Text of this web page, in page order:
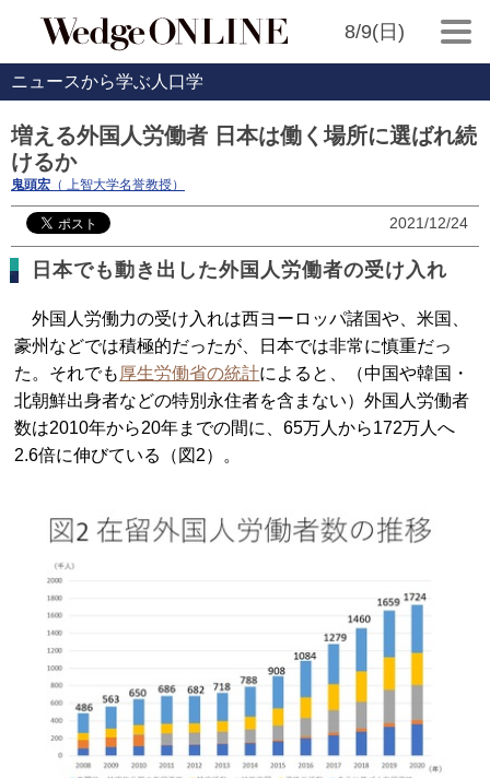
8/9(日)
ニュースから学ぶ人口学
増える外国人労働者 日本は働く場所に選ばれ続
けるか
鬼頭宏 （ 上智大学名誉教授）
2021/12/24
日本でも動き出した外国人労働者の受け入れ
外国人労働力の受け入れは西ヨーロッパ諸国や、米国、
豪州などでは積極的だったが、日本では非常に慎重だっ
た。それでも 厚生労働省の統計によると、（中国や韓国・
北朝鮮出身者などの特別永住者を含まない）外国人労働者
数は2010年から20年までの間に、65万人から172万人へ
2.6倍に伸びている（図2）。